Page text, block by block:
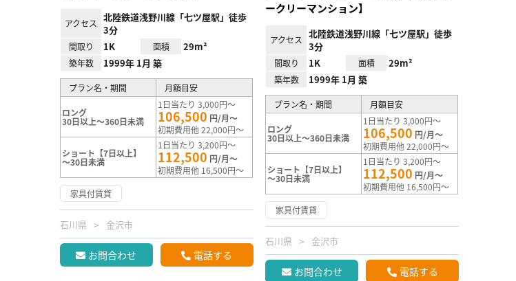
アクセス
北陸鉄道浅野川線「七ツ屋駅」徒歩
3分
間取り 1K 面積 29m²
築年数 1999年 1月 築
プラン名・期間 月額目安
ロング
30日以上～360日未満
1日当たり 3,000円～
106,500 円/月～
初期費用他 22,000円～
ショート【7日以上】
～30日未満
1日当たり 3,200円～
112,500 円/月～
初期費用他 16,500円～
家具付賃貸
石川県 金沢市
お問合わせ 電話する
ークリーマンション】
アクセス
北陸鉄道浅野川線「七ツ屋駅」徒歩
3分
間取り 1K 面積 29m²
築年数 1999年 1月 築
プラン名・期間 月額目安
ロング
30日以上～360日未満
1日当たり 3,000円～
106,500 円/月～
初期費用他 22,000円～
ショート【7日以上】
～30日未満
1日当たり 3,200円～
112,500 円/月～
初期費用他 16,500円～
家具付賃貸
石川県 金沢市
お問合わせ 電話する